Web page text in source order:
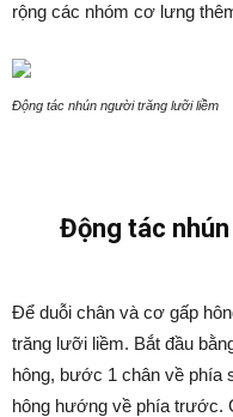
rộng các nhóm cơ lưng
Động tác nhún người trăng lưỡi liềm
Động tác
Để duỗi chân và cơ gấp
trăng lưỡi liềm. Bắt đầu
hông, bước 1 chân về phía
hông hướng về phía trước.